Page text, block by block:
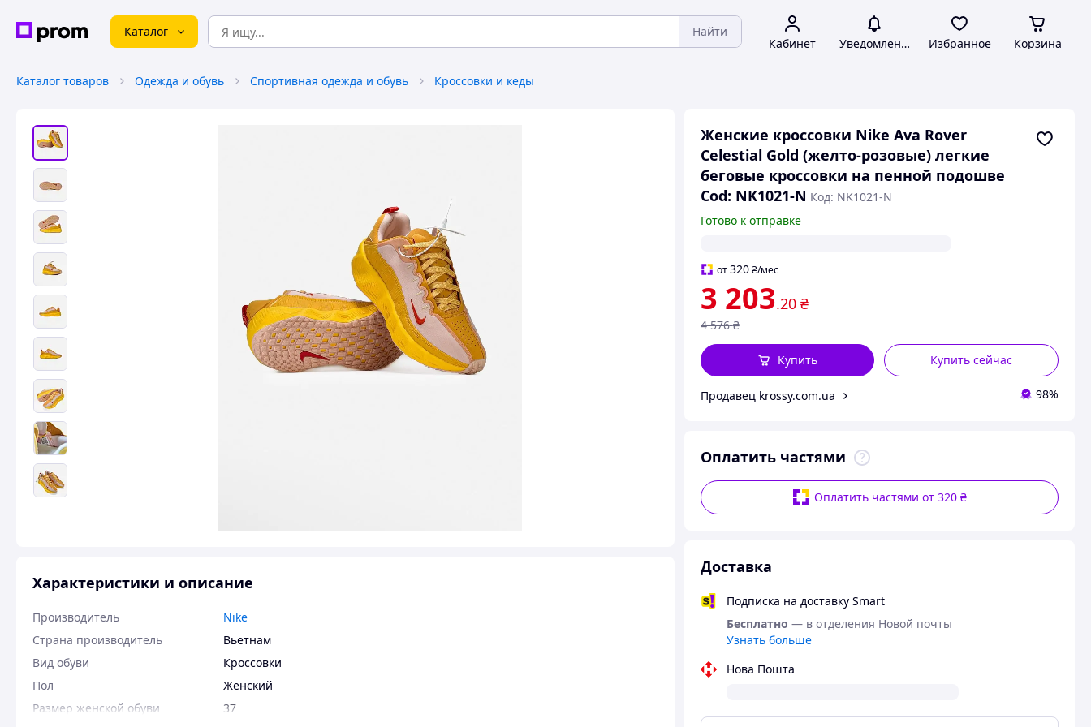
Каталог Найти
Кабинет Уведомления Избранное Корзина
Каталог товаров Одежда и обувь Спортивная одежда и обувь Кроссовки и кеды
Женские кроссовки Nike Ava Rover
Celestial Gold (желто-розовые) легкие
беговые кроссовки на пенной подошве
Cod: NK1021-N Код: NK1021-N
Готово к отправке
от320 ₴/мес
3 203.20 ₴
4 576 ₴
Купить сейчас
Купить
Продавец krossy.com.ua 98%
Оплатить частями
Оплатить частями от 320 ₴
Доставка
Подписка на доставку Smart
Бесплатно — в отделения Новой почты
Узнать больше
Нова Пошта
Характеристики и описание
Производитель
Nike
Страна производитель
Вьетнам
Вид обуви
Кроссовки
Пол
Женский
Размер женской обуви
37